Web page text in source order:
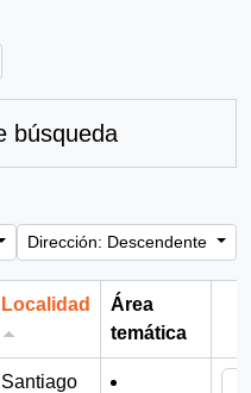
búsqueda
Dirección: Descendente
Localidad
Área
temática
Santiago